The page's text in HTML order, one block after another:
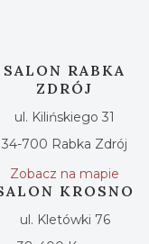
SALON RABKA
ZDRÓJ
ul. Kilińskiego 31
34-700 Rabka Zdrój
Zobacz na mapie
KROSNO
ul. Kletówki 76